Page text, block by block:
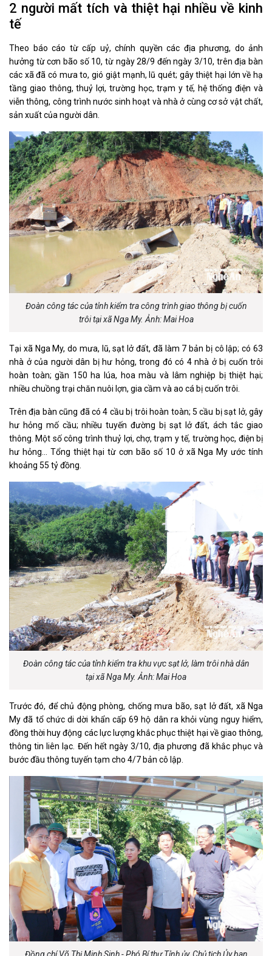
2 người mất tích và thiệt hại nhiều về kinh
tế
Theo báo cáo từ cấp uỷ, chính quyền các địa phương, do ảnh
hưởng từ cơn bão số 10, từ ngày 28/9 đến ngày 3/10, trên địa bàn
các xã đã có mưa to, gió giật mạnh, lũ quét; gây thiệt hại lớn về hạ
tầng giao thông, thuỷ lợi, trường học, trạm y tế, hệ thống điện và
viễn thông, công trình nước sinh hoạt và nhà ở cùng cơ sở vật chất,
sản xuất của người dân.
Đoàn công tác của tỉnh kiểm tra công trình giao thông bị cuốn
trôi tại xã Nga My. Ảnh: Mai Hoa
Tại xã Nga My, do mưa, lũ, sạt lở đất, đã làm 7 bản bị cô lập; có 63
nhà ở của người dân bị hư hỏng, trong đó có 4 nhà ở bị cuốn trôi
hoàn toàn; gần 150 ha lúa, hoa màu và lâm nghiệp bị thiệt hại;
nhiều chuồng trại chăn nuôi lợn, gia cầm và ao cá bị cuốn trôi.
Trên địa bàn cũng đã có 4 cầu bị trôi hoàn toàn; 5 cầu bị sạt lở, gây
hư hỏng mố cầu; nhiều tuyến đường bị sạt lở đất, ách tắc giao
thông. Một số công trình thuỷ lợi, chợ, trạm y tế, trường học, điện bị
hư hỏng… Tổng thiệt hại từ cơn bão số 10 ở xã Nga My ước tính
khoảng 55 tỷ đồng.
Đoàn công tác của tỉnh kiểm tra khu vực sạt lở, làm trôi nhà dân
tại xã Nga My. Ảnh: Mai Hoa
Trước đó, để chủ động phòng, chống mưa bão, sạt lở đất, xã Nga
My đã tổ chức di dời khẩn cấp 69 hộ dân ra khỏi vùng nguy hiểm,
đồng thời huy động các lực lượng khắc phục thiệt hại về giao thông,
thông tin liên lạc. Đến hết ngày 3/10, địa phương đã khắc phục và
bước đầu thông tuyến tạm cho 4/7 bản cô lập.